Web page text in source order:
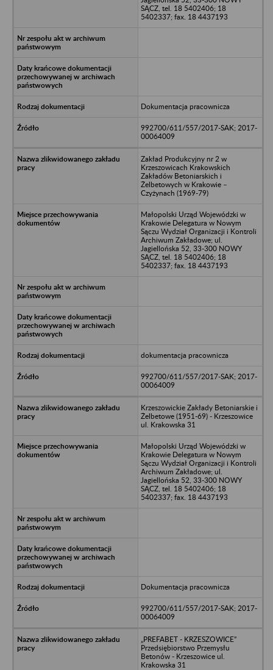
SĄCZ, tel. 18 5402406; 18
5402337; fax. 18 4437193
Dokumentacja pracownicza
992700/611/557/2017-SAK; 2017-
00064009
Zakład Produkcyjny nr 2 w
Krzeszowicach Krakowskich
Zakładów Betoniarskich i
Żelbetowych w Krakowie –
Czyżynach (1969-79)
Małopolski Urząd Wojewódzki w
Krakowie Delegatura w Nowym
Sączu Wydział Organizacji i Kontroli
Archiwum Zakładowe; ul.
Jagiellońska 52, 33-300 NOWY
SĄCZ, tel. 18 5402406; 18
5402337; fax. 18 4437193
dokumentacja pracownicza
992700/611/557/2017-SAK; 2017-
00064009
Krzeszowickie Zakłady Betoniarskie i
Żelbetowe (1951-69) - Krzeszowice
ul. Krakowska 31
Małopolski Urząd Wojewódzki w
Krakowie Delegatura w Nowym
Sączu Wydział Organizacji i Kontroli
Archiwum Zakładowe; ul.
Jagiellońska 52, 33-300 NOWY
SĄCZ, tel. 18 5402406; 18
5402337; fax. 18 4437193
Dokumentacja pracownicza
992700/611/557/2017-SAK; 2017-
00064009
„PREFABET - KRZESZOWICE”
Przedsiębiorstwo Przemysłu
Betonów - Krzeszowice ul.
Krakowska 31